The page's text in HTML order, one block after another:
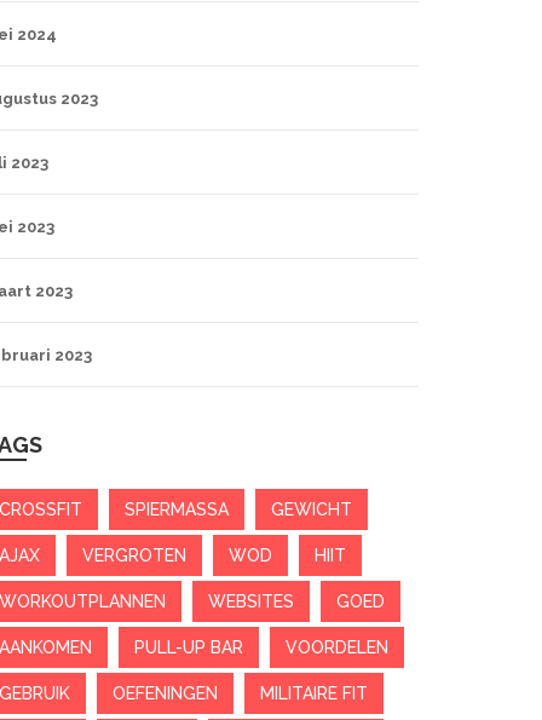
2024
2023
2023
2023
2023
2023
CROSSFIT SPIERMASSA GEWICHT
AJAX VERGROTEN WOD HIIT
WORKOUTPLANNEN WEBSITES GOED
AANKOMEN PULL-UP BAR VOORDELEN
GEBRUIK OEFENINGEN MILITAIRE FIT